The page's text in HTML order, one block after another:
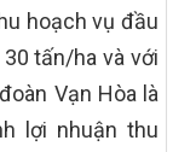
hoạch vụ đầu
tấn/ha và với
Vạn Hòa là
lợi nhuận thu